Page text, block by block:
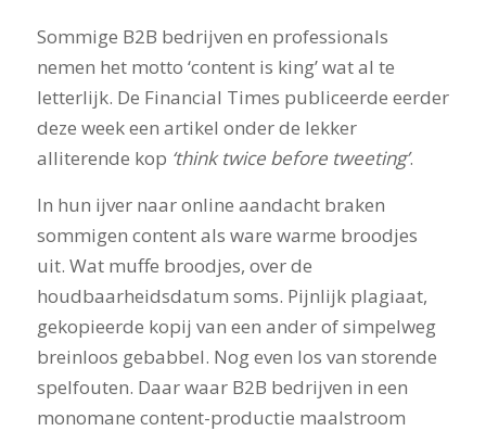
Sommige B2B bedrijven en professionals
nemen het motto ‘content is king’ wat al te
letterlijk. De Financial Times publiceerde eerder
deze week een artikel onder de lekker
alliterende kop ‘think twice before tweeting’.
In hun ijver naar online aandacht braken
sommigen content als ware warme broodjes
uit. Wat muffe broodjes, over de
houdbaarheidsdatum soms. Pijnlijk plagiaat,
gekopieerde kopij van een ander of simpelweg
breinloos gebabbel. Nog even los van storende
spelfouten. Daar waar B2B bedrijven in een
monomane content-productie maalstroom